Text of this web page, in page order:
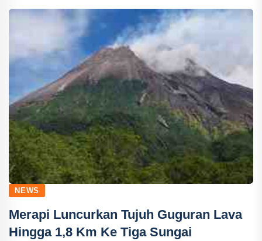
NEWS
Merapi Luncurkan Tujuh Guguran Lava
Hingga 1,8 Km Ke Tiga Sungai